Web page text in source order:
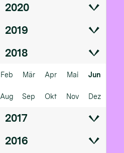
2020
2019
2018
Feb Mär Apr Mai Jun
Aug Sep Okt Nov Dez
2017
2016